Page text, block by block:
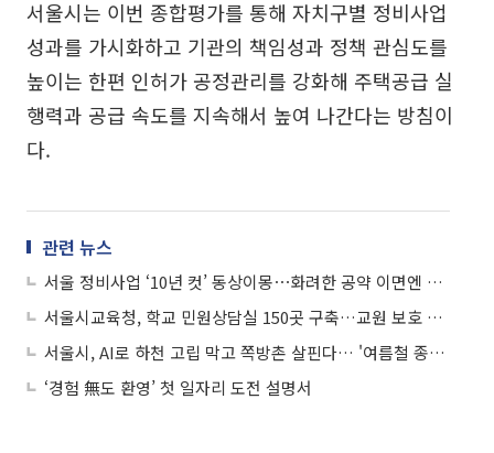
서울시는 이번 종합평가를 통해 자치구별 정비사업
성과를 가시화하고 기관의 책임성과 정책 관심도를
높이는 한편 인허가 공정관리를 강화해 주택공급 실
행력과 공급 속도를 지속해서 높여 나간다는 방침이
다.
관련 뉴스
서울 정비사업 ‘10년 컷’ 동상이몽⋯화려한 공약 이면엔 제도·재정 딜레마
서울시교육청, 학교 민원상담실 150곳 구축…교원 보호 강화
서울시, AI로 하천 고립 막고 쪽방촌 살핀다… '여름철 종합대책' 가동
‘경험 無도 환영’ 첫 일자리 도전 설명서